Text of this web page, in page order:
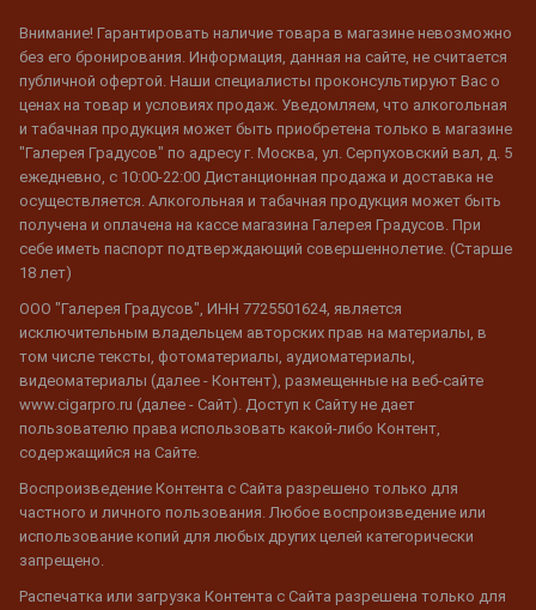
Внимание! Гарантировать наличие товара в магазине невозможно
без его бронирования. Информация, данная на сайте, не считается
публичной офертой. Наши специалисты проконсультируют Вас о
ценах на товар и условиях продаж. Уведомляем, что алкогольная
и табачная продукция может быть приобретена только в магазине
"Галерея Градусов" по адресу г. Москва, ул. Серпуховский вал, д. 5
ежедневно, с 10:00-22:00 Дистанционная продажа и доставка не
осуществляется. Алкогольная и табачная продукция может быть
получена и оплачена на кассе магазина Галерея Градусов. При
себе иметь паспорт подтверждающий совершеннолетие. (Старше
18 лет)
ООО "Галерея Градусов", ИНН 7725501624, является
исключительным владельцем авторских прав на материалы, в
том числе тексты, фотоматериалы, аудиоматериалы,
видеоматериалы (далее - Контент), размещенные на веб-сайте
www.cigarpro.ru (далее - Сайт). Доступ к Сайту не дает
пользователю права использовать какой-либо Контент,
содержащийся на Сайте.
Воспроизведение Контента с Сайта разрешено только для
частного и личного пользования. Любое воспроизведение или
использование копий для любых других целей категорически
запрещено.
Распечатка или загрузка Контента с Сайта разрешена только для